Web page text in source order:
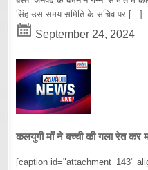
सिंह उस समय समिति के सचिव पर [...]
September 24, 2024
कलयुगी माँ ने बच्ची की गला रेत कर
[caption id="attachment_143"